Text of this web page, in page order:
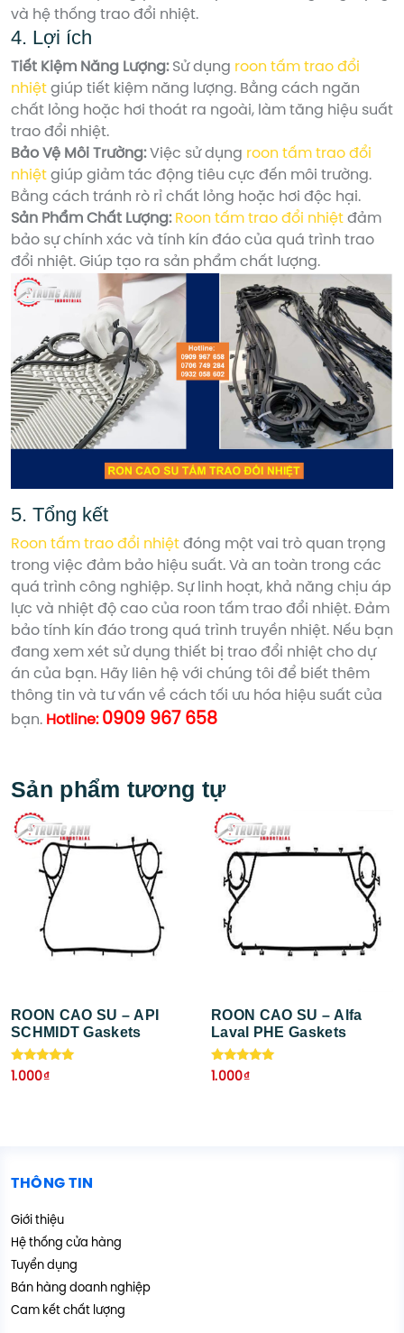
và hệ thống trao đổi nhiệt.
4. Lợi ích
Tiết Kiệm Năng Lượng:Sử dụng roon tấm trao đổi
nhiệt giúp tiết kiệm năng lượng. Bằng cách ngăn
chất lỏng hoặc hơi thoát ra ngoài, làm tăng hiệu suất
trao đổi nhiệt.
Bảo Vệ Môi Trường:Việc sử dụng roon tấm trao đổi
nhiệt giúp giảm tác động tiêu cực đến môi trường.
Bằng cách tránh rò rỉ chất lỏng hoặc hơi độc hại.
Sản Phẩm Chất Lượng: Roon tấm trao đổi nhiệt đảm
bảo sự chính xác và tính kín đáo của quá trình trao
đổi nhiệt. Giúp tạo ra sản phẩm chất lượng.
5. Tổng kết
Roon tấm trao đổi nhiệt đóng một vai trò quan trọng
trong việc đảm bảo hiệu suất. Và an toàn trong các
quá trình công nghiệp. Sự linh hoạt, khả năng chịu áp
lực và nhiệt độ cao của roon tấm trao đổi nhiệt. Đảm
bảo tính kín đáo trong quá trình truyền nhiệt. Nếu bạn
đang xem xét sử dụng thiết bị trao đổi nhiệt cho dự
án của bạn. Hãy liên hệ với chúng tôi để biết thêm
thông tin và tư vấn về cách tối ưu hóa hiệu suất của
bạn. Hotline: 0909 967 658
Sản phẩm tương tự
ROON CAO SU – API
SCHMIDT Gaskets
Được xếp
hạng
1.000₫
ROON CAO SU – Alfa
Laval PHE Gaskets
Được xếp
hạng
1.000₫
THÔNG TIN
Giới thiệu
Hệ thống cửa hàng
Tuyển dụng
Bán hàng doanh nghiệp
Cam kết chất lượng